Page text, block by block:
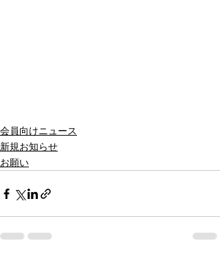
会員向けニュース
新規お知らせ
お願い